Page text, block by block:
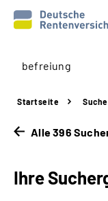
Beratung & Kontakt
Startseite Suche
Alle 396
Ihre